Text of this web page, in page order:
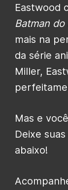
Eastwood
Batman do
mais na
da série
Miller,
Mas e
Deixe
abaixo!